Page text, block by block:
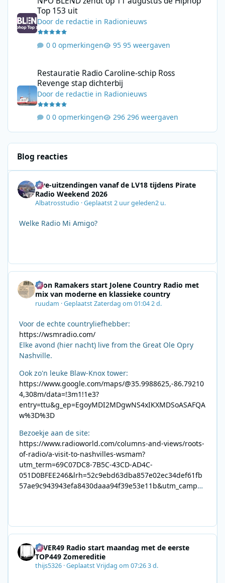
Top 153 uit
Doorde redactie in Radionieuws
0 opmerkingen 95 weergaven
Restauratie Radio Caroline-schip Ross
Revenge stap dichterbij
Doorde redactie in Radionieuws
0 opmerkingen 296 weergaven
Blog reacties
Live-uitzendingen vanaf de LV18 tijdens Pirate
Radio Weekend 2026
Albatrosstudio ·Geplaatst2 uur geleden2 u.
Welke Radio Mi Amigo?
Leon Ramakers start Jolene Country Radio met
mix van moderne en klassieke country
ruudam ·GeplaatstZaterdag om 01:042 d.
Voor de echte countryliefhebber:
https://wsmradio.com/
Elke avond (hier nacht) live from the Great Ole Opry
Nashville.
Ook zo'n leuke Blaw-Knox tower:
https://www.google.com/maps/@35.9988625,-86.79210
4,308m/data=!3m1!1e3?
entry=ttu&g_ep=EgoyMDI2MDgwNS4xIKXMDSoASAFQA
w%3D%3D
Bezoekje aan de site:
https://www.radioworld.com/columns-and-views/roots-
of-radio/a-visit-to-nashvilles-wsmam?
utm_term=69C07DC8-7B5C-43CD-AD4C-
051D0BFEE246&lrh=52c9ebd63dba857e02ec34def61fb
57ae9c943943efa8430daaa94f39e53e11b&utm_campai
8F09201A140D&utm_source=SmartBrief
4EVER49 Radio start maandag met de eerste
TOP449 Zomereditie
thijs5326 ·GeplaatstVrijdag om 07:263 d.